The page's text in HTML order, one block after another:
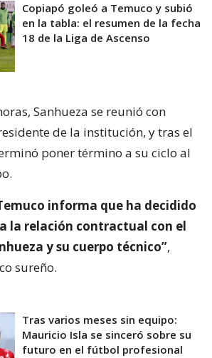
Copiapó goleó a Temuco y subió
en la tabla: el resumen de la fecha
18 de la Liga de Ascenso
Sanhueza se reunió con
de la institución, y tras el
poner término a su ciclo al
informa que ha decidido
la relación contractual con el
y su cuerpo técnico”,
sureño.
Tras varios meses sin equipo:
Mauricio Isla se sinceró sobre su
futuro en el fútbol profesional